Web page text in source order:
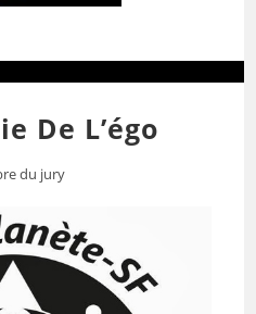
De L’égo
du jury